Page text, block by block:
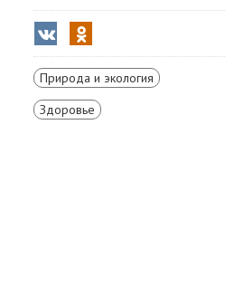
Природа и экология
Здоровье